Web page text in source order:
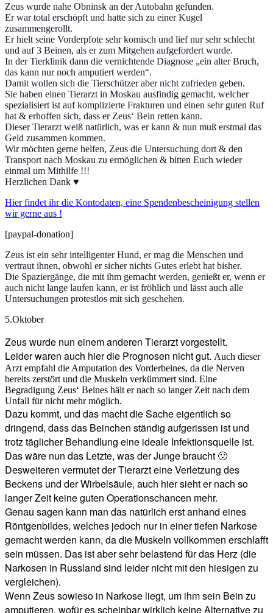
Zeus wurde nahe Obninsk an der Autobahn gefunden.
Er war total erschöpft und hatte sich zu einer Kugel
zusammengerollt.
Er hielt seine Vorderpfote sehr komisch und lief nur sehr schlecht
und auf 3 Beinen, als er zum Mitgehen aufgefordert wurde.
In der Tierklinik dann die vernichtende Diagnose „ein alter Bruch,
das kann nur noch amputiert werden“.
Damit wollen sich die Tierschützer aber nicht zufrieden geben.
Sie haben einen Tierarzt in Moskau ausfindig gemacht, welcher
spezialisiert ist auf komplizierte Frakturen und einen sehr guten Ruf
hat & erhoffen sich, dass er Zeus‘ Bein retten kann.
Dieser Tierarzt weiß natürlich, was er kann & nun muß erstmal das
Geld zusammen kommen.
Wir möchten gerne helfen, Zeus die Untersuchung dort & den
Transport nach Moskau zu ermöglichen & bitten Euch wieder
einmal um Mithilfe !!!
Herzlichen Dank ♥
Hier findet ihr die Kontodaten, eine Spendenbescheinigung stellen
wir gerne aus !
[paypal-donation]
Zeus ist ein sehr intelligenter Hund, er mag die Menschen und
vertraut ihnen, obwohl er sicher nichts Gutes erlebt hat bisher.
Die Spaziergänge, die mit ihm gemacht werden, genießt er, wenn er
auch nicht lange laufen kann, er ist fröhlich und lässt auch alle
Untersuchungen protestlos mit sich geschehen.
5.Oktober
Zeus wurde nun einem anderen Tierarzt vorgestellt.
Leider waren auch hier die Prognosen nicht gut. Auch dieser
Arzt empfahl die Amputation des Vorderbeines, da die Nerven
bereits zerstört und die Muskeln verkümmert sind. Eine
Begradigung Zeus‘ Beines hält er nach so langer Zeit nach dem
Unfall für nicht mehr möglich.
Dazu kommt, und das macht die Sache eigentlich so
dringend, dass das Beinchen ständig aufgerissen ist und
trotz täglicher Behandlung eine ideale Infektionsquelle ist.
Das wäre nun das Letzte, was der Junge braucht 🙁
Desweiteren vermutet der Tierarzt eine Verletzung des
Beckens und der Wirbelsäule, auch hier sieht er nach so
langer Zeit keine guten Operationschancen mehr.
Genau sagen kann man das natürlich erst anhand eines
Röntgenbildes, welches jedoch nur in einer tiefen Narkose
gemacht werden kann, da die Muskeln vollkommen erschlafft
sein müssen. Das ist aber sehr belastend für das Herz (die
Narkosen in Russland sind leider nicht mit den hiesigen zu
vergleichen).
Wenn Zeus sowieso in Narkose liegt, um ihm sein Bein zu
amputieren, wofür es scheinbar wirklich keine Alternative zu